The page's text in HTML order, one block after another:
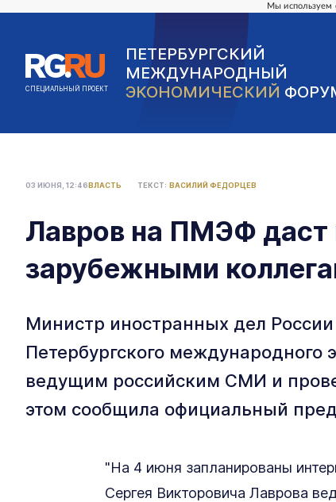
Мы используем
СПЕЦИАЛЬНЫЙ ПРОЕКТ
ПЕТЕРБУРГСКИЙ
МЕЖДУНАРОДНЫЙ
ЭКОНОМИЧЕСКИЙ
03 ИЮНЯ, 12:46ВЛАСТЬ ТЕКСТ: ВАСИЛИЙ ФЕДОРЦЕВ
Лавров на ПМЭФ даст
зарубежными
Министр иностранных дел
Петербургского международного
ведущим российским СМИ и
этом сообщила официальный
"На 4 июня запланированы
Сергея Викторовича Лаврова